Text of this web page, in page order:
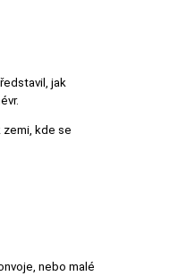
jak
kde se
nebo malé